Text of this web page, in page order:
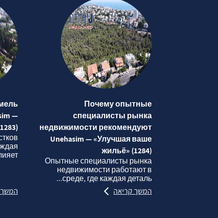
Почему опытные
специалисты рынка
недвижимости рекомендуют
Unehasim — «Улучшая ваше
жильё» (1284)
Опытные специалисты рынка
недвижимости работают в
среде, где каждая деталь...
המשך קריאה
—